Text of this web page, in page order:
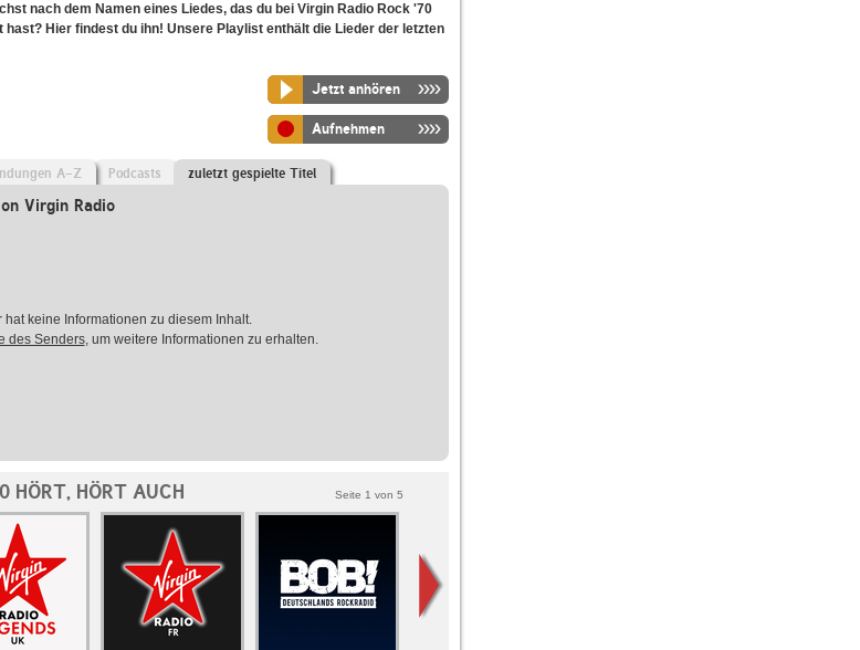
nach dem Namen eines Liedes, das du bei Virgin Radio Rock '70
hast? Hier findest du ihn! Unsere Playlist enthält die Lieder der letzten
Jetzt anhören
Aufnehmen
A-Z Podcasts zuletzt gespielte Titel
Virgin Radio
hat keine Informationen zu diesem Inhalt.
des Senders, um weitere Informationen zu erhalten.
HÖRT, HÖRT AUCH Seite 1 von 5